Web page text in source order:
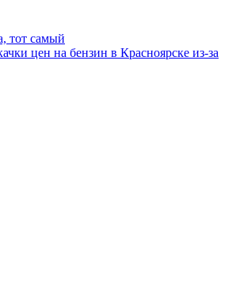
тот самый
цен на бензин в Красноярске из-за